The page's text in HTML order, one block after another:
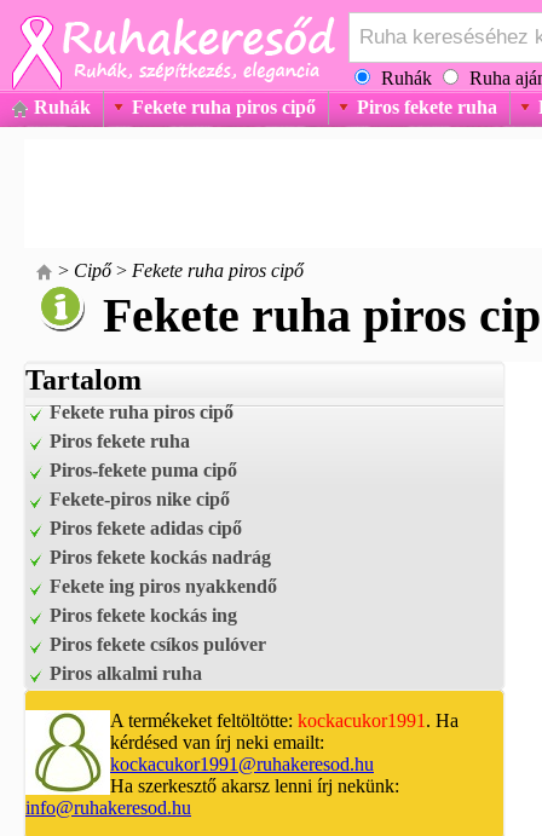
Ruhák
Ruha
Ruhák
Fekete ruha piros cipő Piros fekete ruha
> Cipő> Fekete ruha piros cipő
Fekete ruha piros
Tartalom
Fekete ruha piros cipő
Piros fekete ruha
Piros-fekete puma cipő
Fekete-piros nike cipő
Piros fekete adidas cipő
Piros fekete kockás nadrág
Fekete ing piros nyakkendő
Piros fekete kockás ing
Piros fekete csíkos pulóver
Piros alkalmi ruha
A termékeket feltöltötte: kockacukor1991 . Ha
kérdésed van írj neki emailt:
kockacukor1991@ruhakeresod.hu
Ha szerkesztő akarsz lenni írj nekünk:
info@ruhakeresod.hu